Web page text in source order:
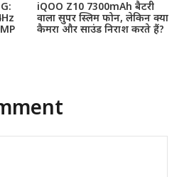
iQOO Z10 7300mAh बैटरी
वाला सुपर स्लिम फोन, लेकिन क्या
कैमरा और साउंड निराश करते हैं?